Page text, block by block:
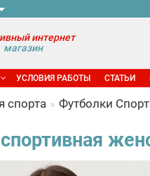
интернет
магазин
УСЛОВИЯ РАБОТЫ СТАТЬИ
спорта Футболки